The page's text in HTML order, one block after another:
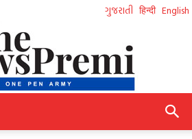
ગુજરાતી हिन्दी English